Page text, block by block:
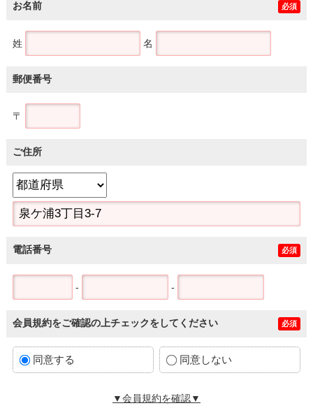
お名前 必須
姓 名
郵便番号
〒
ご住所
電話番号 必須
- -
会員規約をご確認の上チェックをしてください 必須
同意する 同意しない
▼会員規約を確認▼